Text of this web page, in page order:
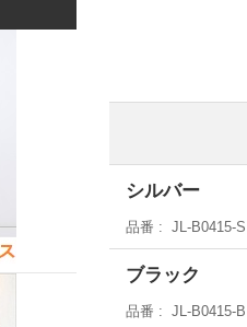
シルバー
品番 JL-B0415-
ブラック
品番 JL-